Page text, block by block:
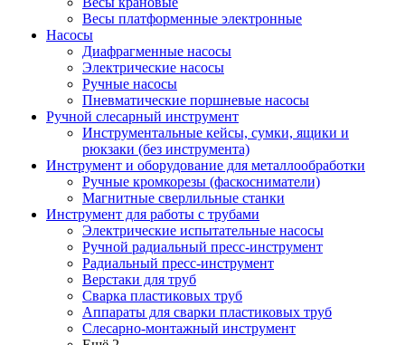
Весы платформенные электронные
Насосы
Диафрагменные насосы
Электрические насосы
Ручные насосы
Пневматические поршневые насосы
Ручной слесарный инструмент
Инструментальные кейсы, сумки, ящики и
рюкзаки (без инструмента)
Инструмент и оборудование для металлообработки
Ручные кромкорезы (фаскосниматели)
Магнитные сверлильные станки
Инструмент для работы с трубами
Электрические испытательные насосы
Ручной радиальный пресс-инструмент
Радиальный пресс-инструмент
Верстаки для труб
Сварка пластиковых труб
Аппараты для сварки пластиковых труб
Слесарно-монтажный инструмент